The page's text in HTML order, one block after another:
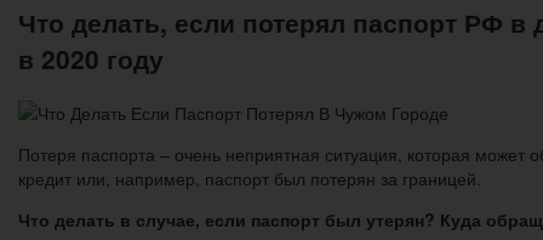
Что делать, если потерял паспорт РФ
в 2020 году
Потеря паспорта – очень неприятная ситуация, которая может
кредит или, например, паспорт был потерян за границей.
Что делать в случае, если паспорт был утерян? Куда